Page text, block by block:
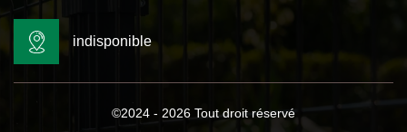
indisponible
©2024 - 2026 Tout droit réservé